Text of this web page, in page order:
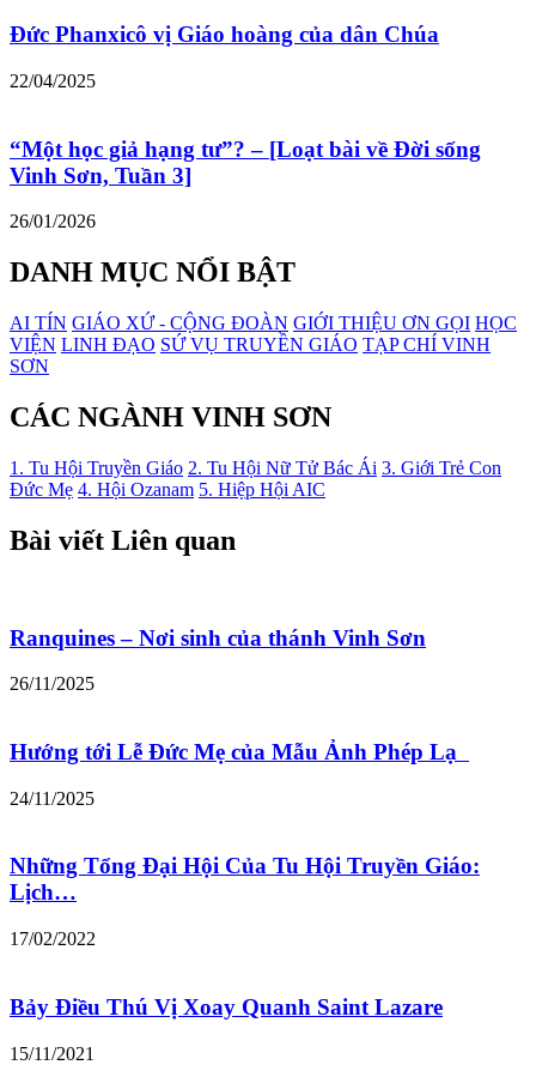
Đức Phanxicô vị Giáo hoàng của dân Chúa
22/04/2025
“Một học giả hạng tư”? – [Loạt bài về Đời sống
Vinh Sơn, Tuần 3]
26/01/2026
DANH MỤC NỔI BẬT
AI TÍN GIÁO XỨ - CỘNG ĐOÀN GIỚI THIỆU ƠN GỌI HỌC
VIỆN LINH ĐẠO SỨ VỤ TRUYỀN GIÁO TẠP CHÍ VINH
SƠN
CÁC NGÀNH VINH SƠN
1. Tu Hội Truyền Giáo 2. Tu Hội Nữ Tử Bác Ái 3. Giới Trẻ Con
Đức Mẹ 4. Hội Ozanam 5. Hiệp Hội AIC
Bài viết Liên quan
Ranquines – Nơi sinh của thánh Vinh Sơn
26/11/2025
Hướng tới Lễ Đức Mẹ của Mẫu Ảnh Phép Lạ
24/11/2025
Những Tổng Đại Hội Của Tu Hội Truyền Giáo:
Lịch…
17/02/2022
Bảy Điều Thú Vị Xoay Quanh Saint Lazare
15/11/2021